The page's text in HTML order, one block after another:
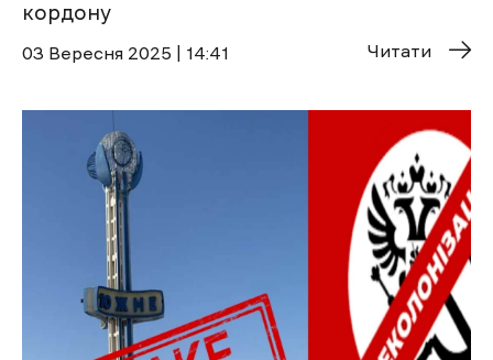
кордону
03 Вересня 2025 | 14:41 Читати